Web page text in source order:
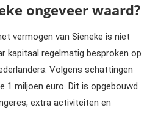
ongeveer waard?
vermogen van Sieneke is niet
kapitaal regelmatig besproken op
Volgens schattingen
1 miljoen euro. Dit is opgebouwd
extra activiteiten en